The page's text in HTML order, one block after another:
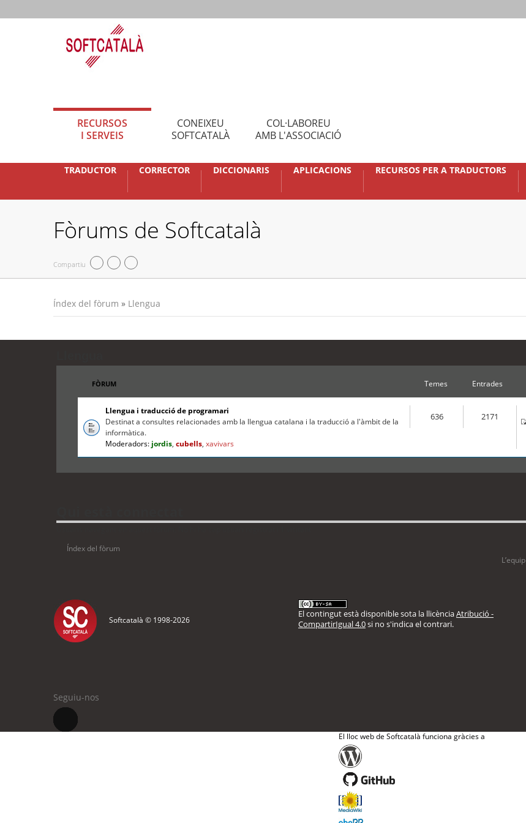
RECURSOS
I SERVEIS
CONEIXEU
SOFTCATALÀ
COL·LABOREU
AMB L'ASSOCIACIÓ
TRADUCTOR CORRECTOR DICCIONARIS APLICACIONS RECURSOS PER A TRADUCTORS
Fòrums de Softcatalà
Compartiu
Índex del fòrum » Llengua
FÒRUM Temes Entrades
Llengua i traducció de programari
Destinat a consultes relacionades amb la llengua catalana i la traducció a l'àmbit de la
informàtica.
Moderadors: jordis, cubells, xavivars
636 2171
Índex del fòrum
L’equip
Softcatalà © 1998-2026
El contingut està disponible sota la llicènciaAtribució -
CompartirIgual 4.0si no s'indica el contrari.
Seguiu-nos
El lloc web de Softcatalà funciona gràcies a